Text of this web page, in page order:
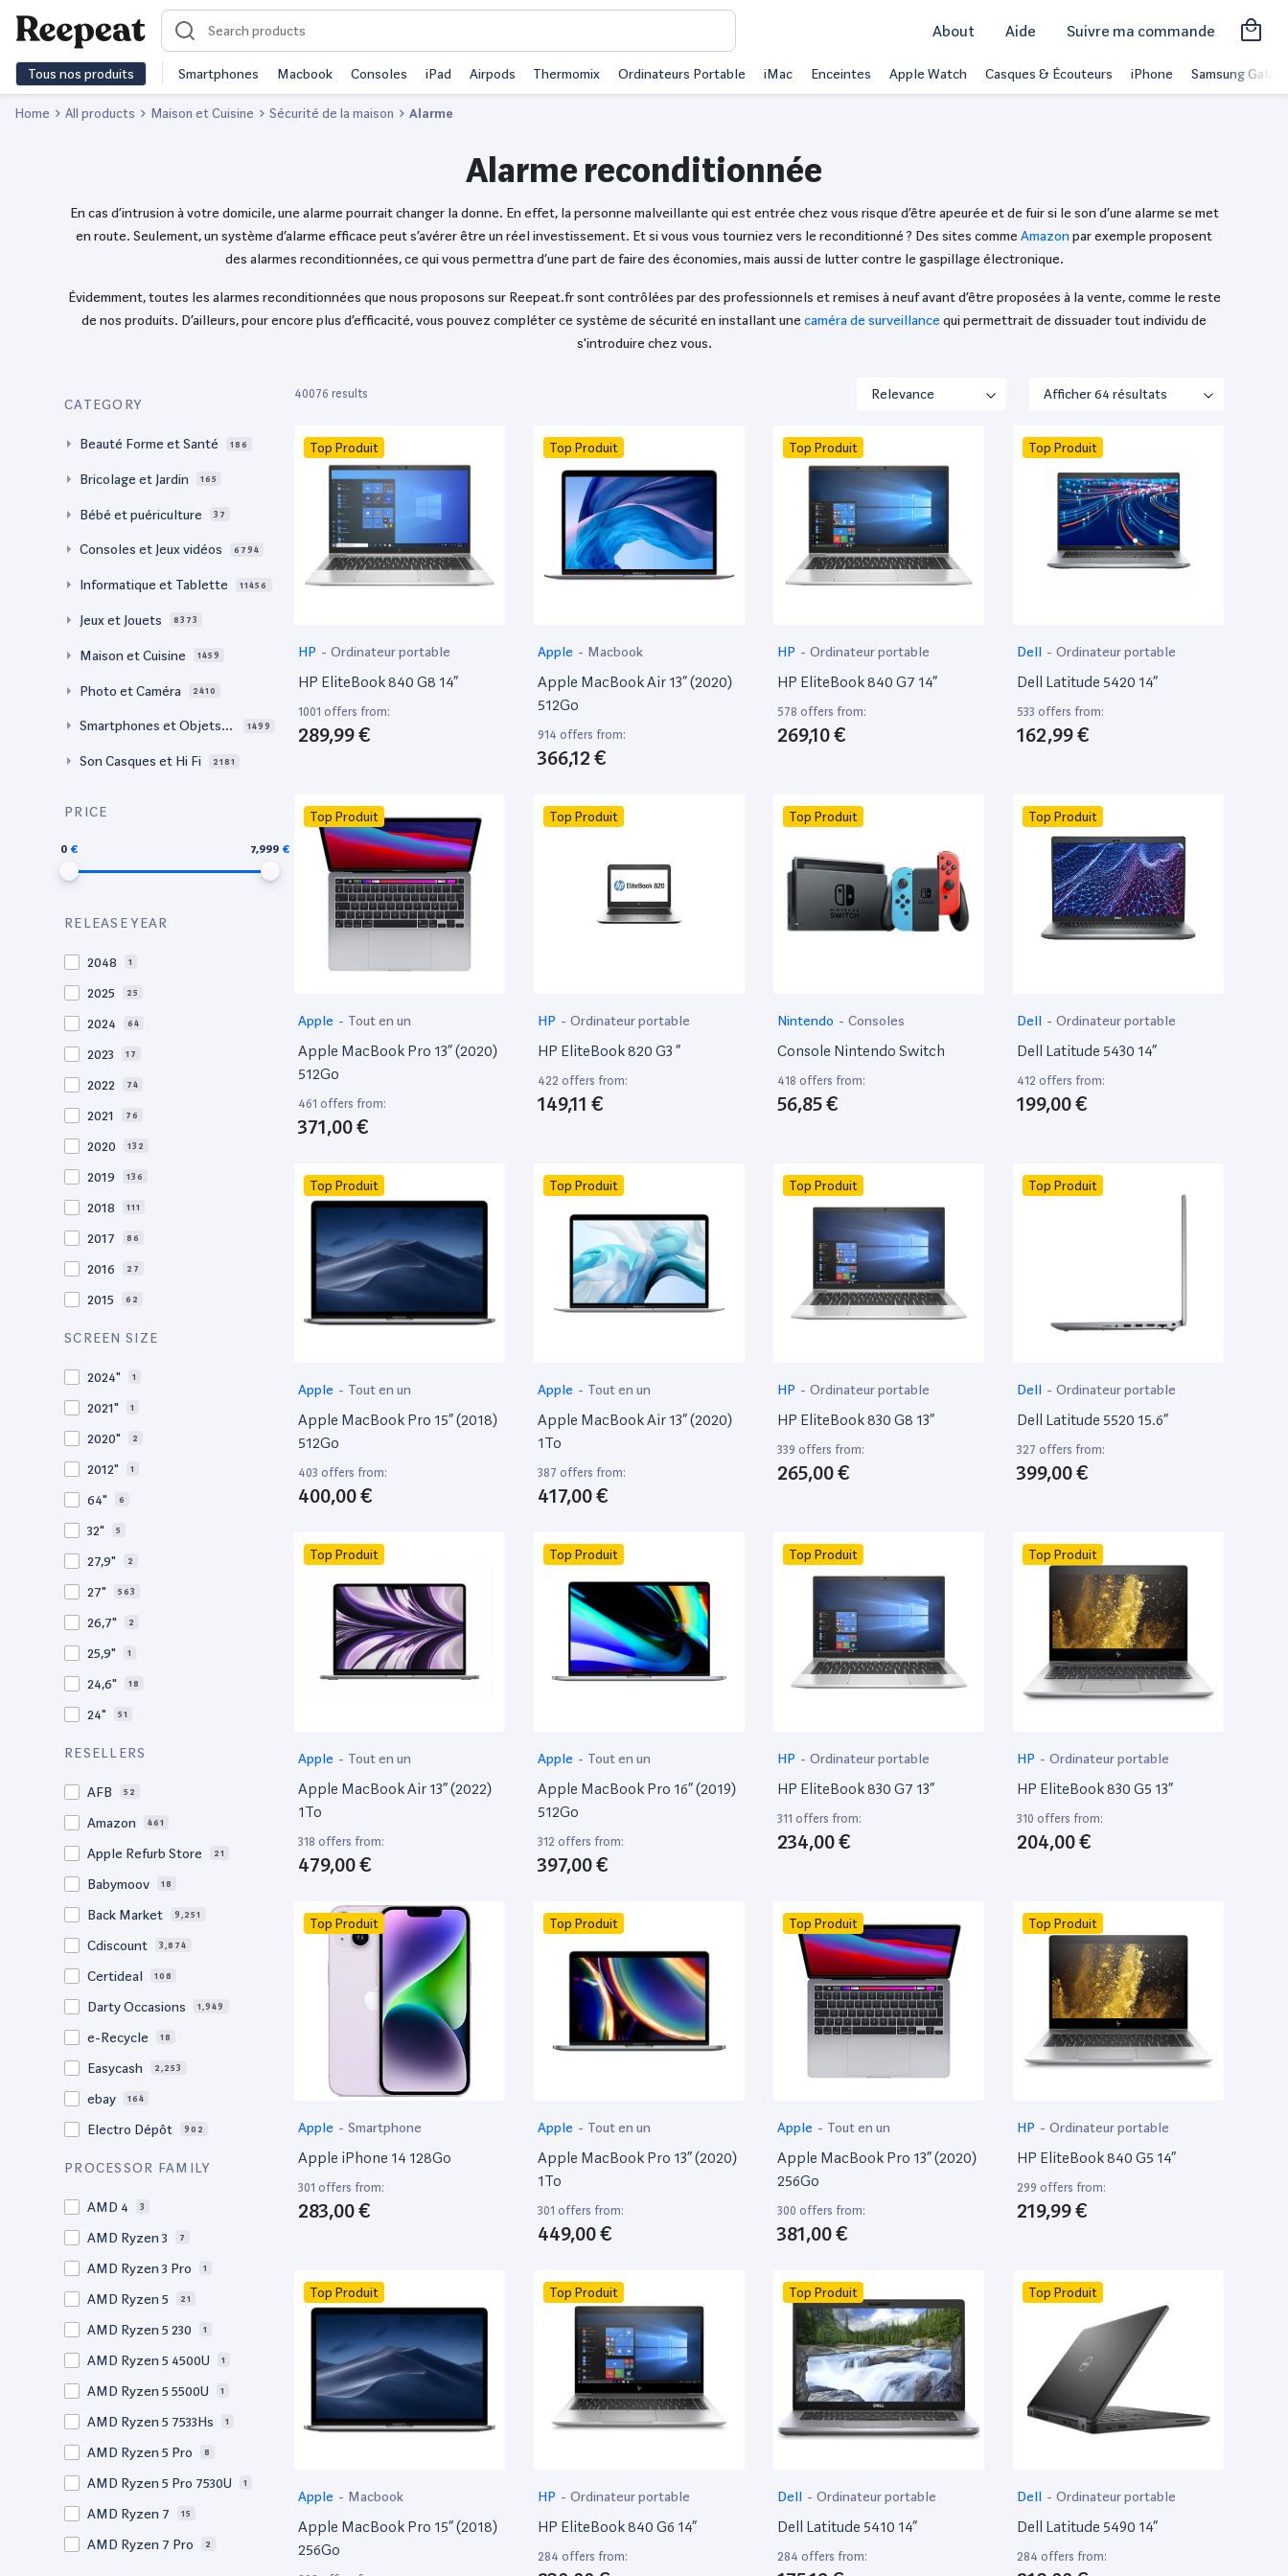
About Aide Suivre ma commande
Tous nos produits Smartphones Macbook Consoles iPad Airpods Thermomix Ordinateurs Portable iMac Enceintes Apple Watch Casques & Écouteurs iPhone Samsung Galaxy
Home All products Maison et Cuisine Sécurité de la maison Alarme
Alarme reconditionnée
En cas d’intrusion à votre domicile, une alarme pourrait changer la donne. En effet, la personne malveillante qui est entrée chez vous risque d’être apeurée et de fuir si le son d’une alarme se met
en route. Seulement, un système d’alarme efficace peut s’avérer être un réel investissement. Et si vous vous tourniez vers le reconditionné ? Des sites comme Amazon par exemple proposent
des alarmes reconditionnées, ce qui vous permettra d’une part de faire des économies, mais aussi de lutter contre le gaspillage électronique.
Évidemment, toutes les alarmes reconditionnées que nous proposons sur Reepeat.fr sont contrôlées par des professionnels et remises à neuf avant d’être proposées à la vente, comme le reste
de nos produits. D’ailleurs, pour encore plus d’efficacité, vous pouvez compléter ce système de sécurité en installant une caméra de surveillance qui permettrait de dissuader tout individu de
s'introduire chez vous.
CATEGORY
Beauté Forme et Santé 186
Bricolage et Jardin 165
Bébé et puériculture 37
Consoles et Jeux vidéos 6794
Informatique et Tablette 11456
Jeux et Jouets 8373
Maison et Cuisine 1459
Photo et Caméra 2410
Smartphones et Objets c
1499
Son Casques et Hi Fi 2181
PRICE
0 7,999
RELEASE YEAR
2048 1
2025 25
2024 64
2023 17
2022 74
2021 76
2020 132
2019 136
2018 111
2017 86
2016 27
2015 62
2014
SCREEN SIZE
2024" 1
2021" 1
2020" 2
2012" 1
64" 6
32" 5
27,9" 2
27" 563
26,7" 2
25,9" 1
24,6" 18
24" 51
21,5"
15.5" 1
15,4"
15.4" 68
15.3" 2
15" 203
14.6" 3
14,5" 1
14.5" 1
14.2" 1
14" 248
13.9" 33
13,6" 1
13.6" 6
RESELLERS
AFB 52
Amazon 461
Apple Refurb Store 21
Babymoov 18
Back Market 9,251
Cdiscount 3,874
Certideal 108
Darty Occasions 1,949
e-Recycle 18
Easycash 2,253
ebay 164
Electro Dépôt 902
Factorefurb
PROCESSOR FAMILY
AMD 4 3
AMD Ryzen 3 7
AMD Ryzen 3 Pro 1
AMD Ryzen 5 21
AMD Ryzen 5 230 1
AMD Ryzen 5 4500U 1
AMD Ryzen 5 5500U 1
AMD Ryzen 5 7533Hs 1
AMD Ryzen 5 Pro 8
AMD Ryzen 5 Pro 7530U 1
AMD Ryzen 7 15
AMD Ryzen 7 Pro 2
40076 results
Top Produit
HP - Ordinateur portable
HP EliteBook 840 G8 14”
1001 offers from:
289,99 €
Top Produit
Apple - Macbook
Apple MacBook Air 13” (2020)
512Go
914 offers from:
366,12 €
Top Produit
HP - Ordinateur portable
HP EliteBook 840 G7 14”
578 offers from:
269,10 €
Top Produit
Dell - Ordinateur portable
Dell Latitude 5420 14”
533 offers from:
162,99 €
Top Produit
Apple - Tout en un
Apple MacBook Pro 13” (2020)
512Go
461 offers from:
371,00 €
Top Produit
HP - Ordinateur portable
HP EliteBook 820 G3 ”
422 offers from:
149,11 €
Top Produit
Nintendo - Consoles
Console Nintendo Switch
418 offers from:
56,85 €
Top Produit
Dell - Ordinateur portable
Dell Latitude 5430 14”
412 offers from:
199,00 €
Top Produit
Apple - Tout en un
Apple MacBook Pro 15” (2018)
512Go
403 offers from:
400,00 €
Top Produit
Apple - Tout en un
Apple MacBook Air 13” (2020)
1To
387 offers from:
417,00 €
Top Produit
HP - Ordinateur portable
HP EliteBook 830 G8 13”
339 offers from:
265,00 €
Top Produit
Dell - Ordinateur portable
Dell Latitude 5520 15.6”
327 offers from:
399,00 €
Top Produit
Apple - Tout en un
Apple MacBook Air 13” (2022)
1To
318 offers from:
479,00 €
Top Produit
Apple - Tout en un
Apple MacBook Pro 16” (2019)
512Go
312 offers from:
397,00 €
Top Produit
HP - Ordinateur portable
HP EliteBook 830 G7 13”
311 offers from:
234,00 €
Top Produit
HP - Ordinateur portable
HP EliteBook 830 G5 13”
310 offers from:
204,00 €
Top Produit
Apple - Smartphone
Apple iPhone 14 128Go
301 offers from:
283,00 €
Top Produit
Apple - Tout en un
Apple MacBook Pro 13” (2020)
1To
301 offers from:
449,00 €
Top Produit
Apple - Tout en un
Apple MacBook Pro 13” (2020)
256Go
300 offers from:
381,00 €
Top Produit
HP - Ordinateur portable
HP EliteBook 840 G5 14”
299 offers from:
219,99 €
Top Produit
Apple - Macbook
Apple MacBook Pro 15” (2018)
256Go
Top Produit
HP - Ordinateur portable
HP EliteBook 840 G6 14”
284 offers from:
Top Produit
Dell - Ordinateur portable
Dell Latitude 5410 14”
284 offers from:
Top Produit
Dell - Ordinateur portable
Dell Latitude 5490 14”
284 offers from: